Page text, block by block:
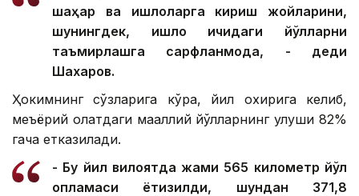
шаҳар ва қишлоқларга кириш жойларини,
шунингдек, қишлоқ ичидаги йўлларни
таъмирлашга сарфланмоқда, - деди
Шахаров.
Ҳокимнинг сўзларига кўра, йил охирига келиб,
меъёрий ҳолатдаги маҳаллий йўлларнинг улуши 82%
гача етказилади.
- Бу йил вилоятда жами 565 километр йўл
қопламаси ётқизилди, шундан 371,8